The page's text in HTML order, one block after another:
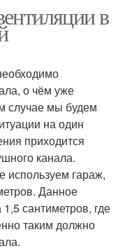
в
о чём уже
случае мы будем
на один
приходится
канала.
используем гараж,
Данное
сантиметров, где
таким должно